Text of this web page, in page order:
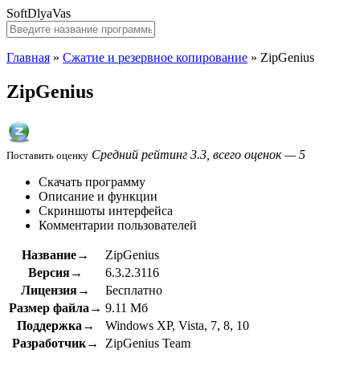
SoftDlyaVas
Главная » Сжатие и резервное копирование » ZipGenius
ZipGenius
Поставить оценку Средний рейтинг 3.3, всего оценок — 5
Скачать программу
Описание и функции
Скриншоты интерфейса
Комментарии пользователей
Название→
ZipGenius
Версия→
6.3.2.3116
Лицензия→
Бесплатно
Размер файла→ 9.11 Мб
Поддержка→
Windows XP, Vista, 7, 8, 10
Разработчик→
ZipGenius Team